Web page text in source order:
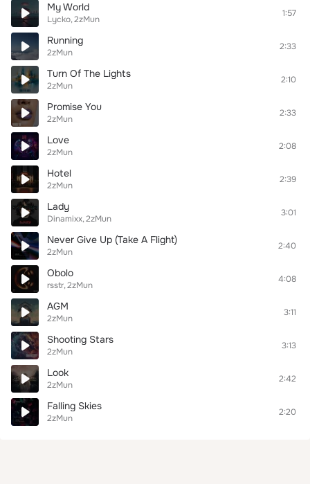
My World
Lycko 2zMun
1:57
Running
2zMun
2:33
Turn Of The Lights
2zMun
2:10
Promise You
2zMun
2:33
Love
2zMun
2:08
Hotel
2zMun
2:39
Lady
Dinamixx 2zMun
3:01
Never Give Up (Take A Flight)
2zMun
2:40
Obolo
rsstr 2zMun
4:08
AGM
2zMun
3:11
Shooting Stars
2zMun
3:13
Look
2zMun
2:42
Falling Skies
2zMun
2:20